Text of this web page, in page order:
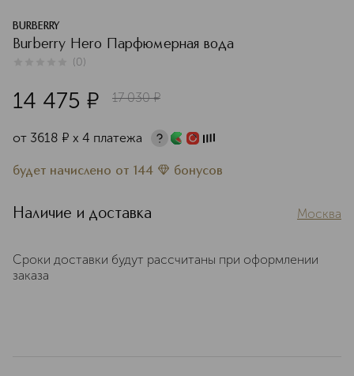
BURBERRY
Burberry Hero Парфюмерная вода
(0)
14 475 ¤ 17 030 ¤
от 3618 ¤ х 4 платежа
будет начислено от 144 бонусов
Наличие и доставка Москва
Сроки доставки будут рассчитаны при оформлении
заказа